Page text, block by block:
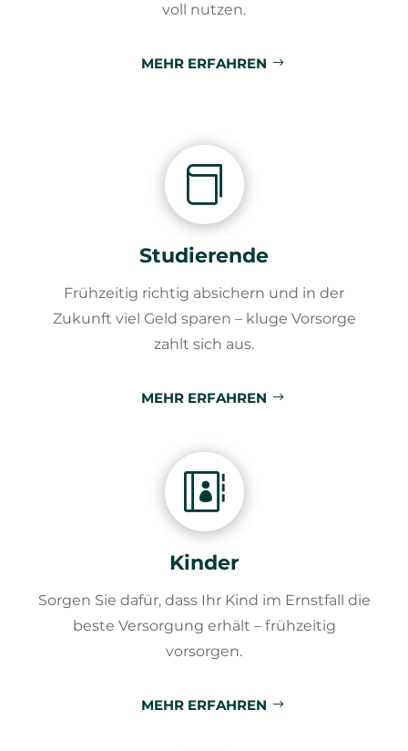
voll nutzen.
MEHR ERFAHREN

Studierende
Frühzeitig richtig absichern und in der
Zukunft viel Geld sparen – kluge Vorsorge
zahlt sich aus.
MEHR ERFAHREN

Kinder
Sorgen Sie dafür, dass Ihr Kind im Ernstfall die
beste Versorgung erhält – frühzeitig
vorsorgen.
MEHR ERFAHREN